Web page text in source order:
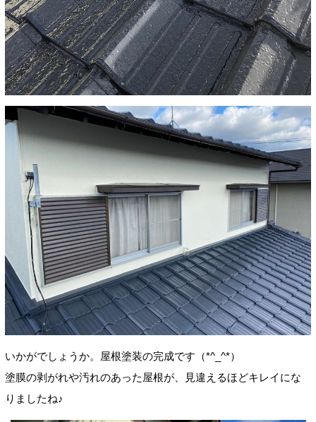
いかがでしょうか。屋根塗装の完成です（*^_^*）
塗膜の剥がれや汚れのあった屋根が、見違えるほどキレイにな
りましたね♪